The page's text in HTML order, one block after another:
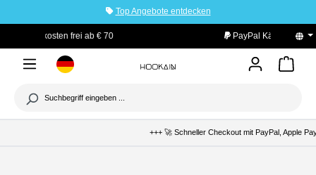
Top Angebote entdecken
PayPal Käuferschutz
+++ 🚀 Schneller Checkout mit PayPal, Apple